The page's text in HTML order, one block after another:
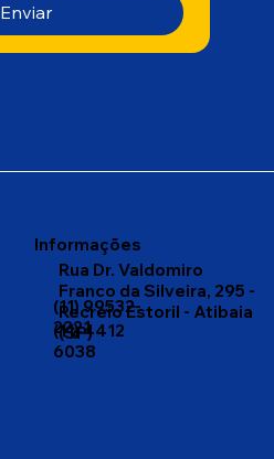
Enviar
Informações
Rua Dr. Valdomiro
Franco da Silveira, 295 -
Recreio Estoril - Atibaia
(SP)
(11) 99532-
2221
(11) 4412
6038